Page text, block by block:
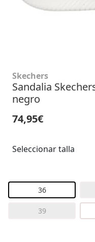
Skechers
Sandalia
negro
74,95€
Seleccionar talla
36
39